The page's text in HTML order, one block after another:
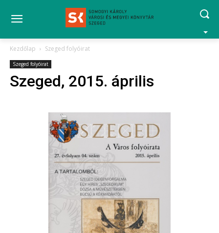
Kezdőlap Szeged folyóirat
Szeged folyóirat
Szeged, 2015. április